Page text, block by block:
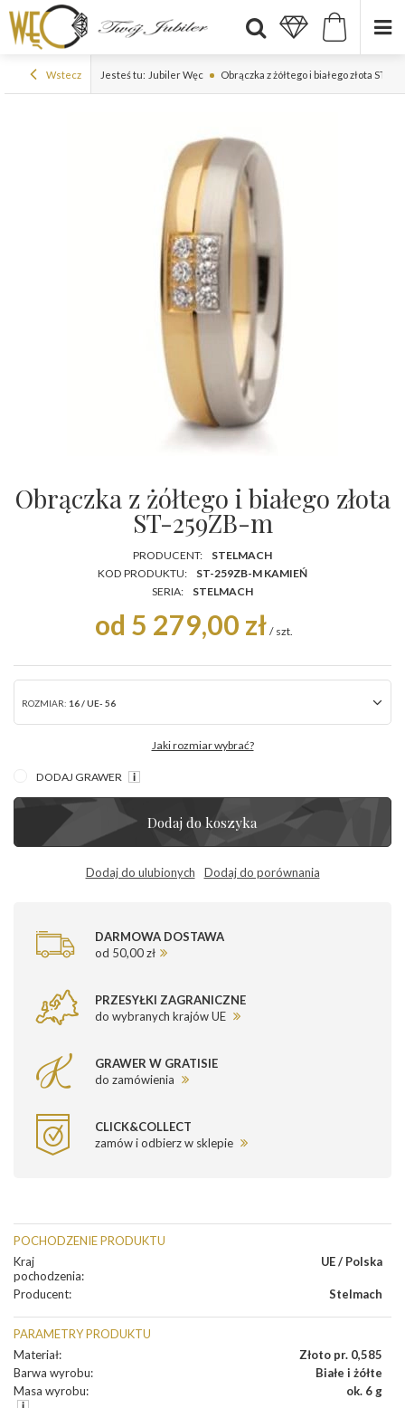
Wstecz Jesteś tu: Jubiler Węc Obrączka z żółtego i białego złota ST-
Obrączka z żółtego i białego złota
ST-259ZB-m
PRODUCENT:
STELMACH
KOD PRODUKTU:
ST-259ZB-M KAMIEŃ
SERIA:
STELMACH
od 5 279,00 zł / szt.
ROZMIAR: 16 / UE- 56
Jaki rozmiar wybrać?
DODAJ GRAWER
Dodaj do koszyka
Dodaj do ulubionych Dodaj do porównania
DARMOWA DOSTAWA
od 50,00 zł
PRZESYŁKI ZAGRANICZNE
do wybranych krajów UE
GRAWER W GRATISIE
do zamówienia
CLICK&COLLECT
zamów i odbierz w sklepie
POCHODZENIE PRODUKTU
Kraj
pochodzenia:
UE / Polska
Producent: Stelmach
PARAMETRY PRODUKTU
Materiał:
Złoto pr. 0,585
Barwa wyrobu:
Białe i żółte
Masa wyrobu: ok. 6 g